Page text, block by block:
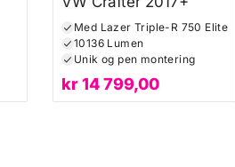
Med Lazer Triple-R 750 Elite
10136 Lumen
Unik og pen montering
kr14 799,00